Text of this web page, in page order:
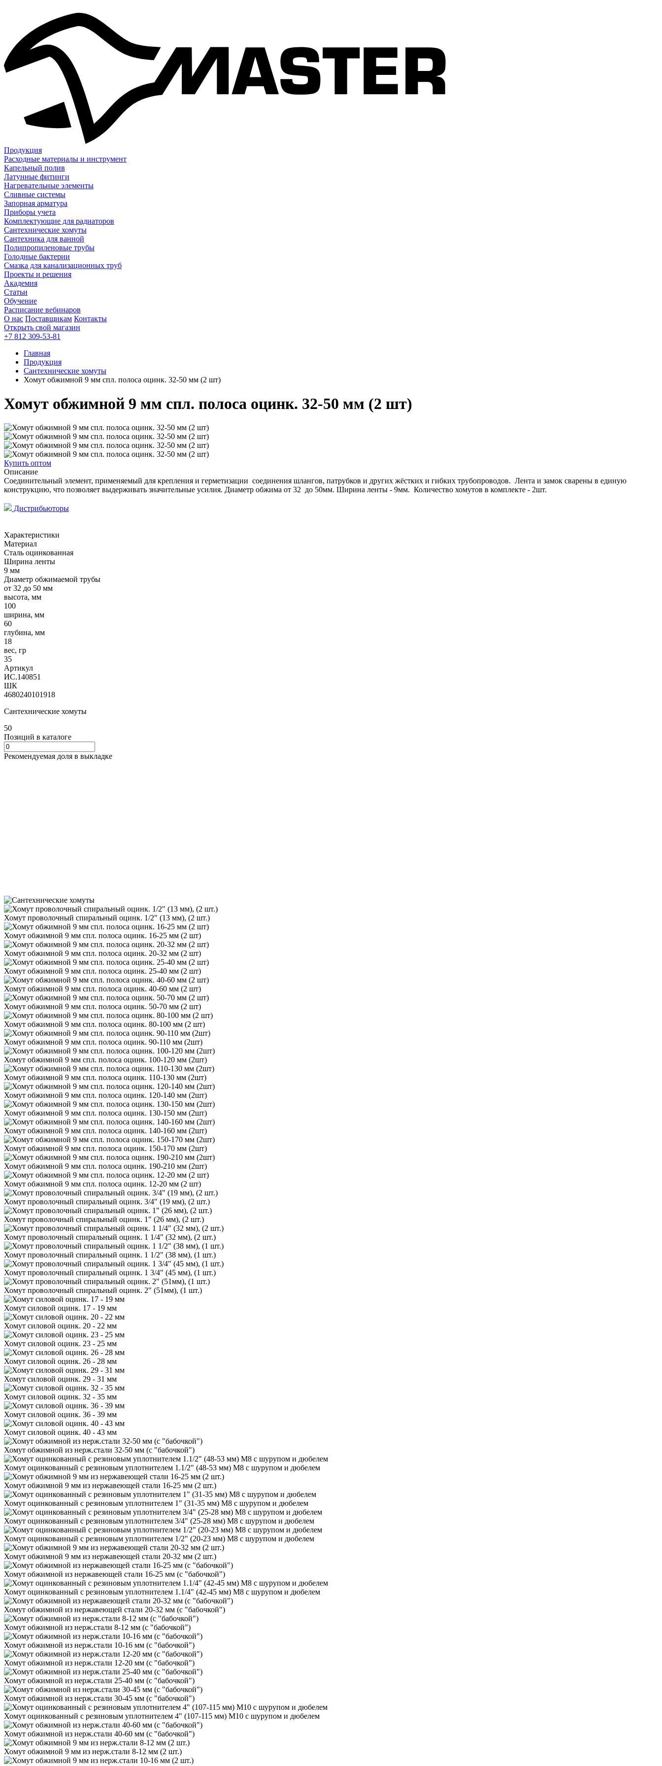
Продукция
Расходные материалы и инструмент
Капельный полив
Латунные фитинги
Нагревательные элементы
Сливные системы
Запорная арматура
Приборы учета
Комплектующие для радиаторов
Сантехнические хомуты
Сантехника для ванной
Полипропиленовые трубы
Голодные бактерии
Смазка для канализационных труб
Проекты и решения
Академия
Статьи
Обучение
Расписание вебинаров
О нас Поставщикам Контакты
Открыть свой магазин
+7 812 309-53-81
Главная
Продукция
Сантехнические хомуты
Хомут обжимной 9 мм спл. полоса оцинк. 32-50 мм (2 шт)
Хомут обжимной 9 мм спл. полоса оцинк. 32-50 мм (2 шт)
Купить оптом
Описание
Соединительный элемент, применяемый для крепления и герметизации соединения шлангов, патрубков и других жёстких и гибких трубопроводов. Лента и замок сварены в единую
конструкцию, что позволяет выдерживать значительные усилия. Диаметр обжима от 32 до 50мм. Ширина ленты - 9мм. Количество хомутов в комплекте - 2шт.
Дистрибьюторы
Характеристики
Материал
Сталь оцинкованная
Ширина ленты
9 мм
Диаметр обжимаемой трубы
от 32 до 50 мм
высота, мм
100
ширина, мм
60
глубина, мм
18
вес, гр
35
Артикул
ИС.140851
ШК
4680240101918
Сантехнические хомуты
50
Позиций в каталоге
Рекомендуемая доля в выкладке
Хомут проволочный спиральный оцинк. 1/2" (13 мм), (2 шт.)
Хомут обжимной 9 мм спл. полоса оцинк. 16-25 мм (2 шт)
Хомут обжимной 9 мм спл. полоса оцинк. 20-32 мм (2 шт)
Хомут обжимной 9 мм спл. полоса оцинк. 25-40 мм (2 шт)
Хомут обжимной 9 мм спл. полоса оцинк. 40-60 мм (2 шт)
Хомут обжимной 9 мм спл. полоса оцинк. 50-70 мм (2 шт)
Хомут обжимной 9 мм спл. полоса оцинк. 80-100 мм (2 шт)
Хомут обжимной 9 мм спл. полоса оцинк. 90-110 мм (2шт)
Хомут обжимной 9 мм спл. полоса оцинк. 100-120 мм (2шт)
Хомут обжимной 9 мм спл. полоса оцинк. 110-130 мм (2шт)
Хомут обжимной 9 мм спл. полоса оцинк. 120-140 мм (2шт)
Хомут обжимной 9 мм спл. полоса оцинк. 130-150 мм (2шт)
Хомут обжимной 9 мм спл. полоса оцинк. 140-160 мм (2шт)
Хомут обжимной 9 мм спл. полоса оцинк. 150-170 мм (2шт)
Хомут обжимной 9 мм спл. полоса оцинк. 190-210 мм (2шт)
Хомут обжимной 9 мм спл. полоса оцинк. 12-20 мм (2 шт)
Хомут проволочный спиральный оцинк. 3/4" (19 мм), (2 шт.)
Хомут проволочный спиральный оцинк. 1" (26 мм), (2 шт.)
Хомут проволочный спиральный оцинк. 1 1/4" (32 мм), (2 шт.)
Хомут проволочный спиральный оцинк. 1 1/2" (38 мм), (1 шт.)
Хомут проволочный спиральный оцинк. 1 3/4" (45 мм), (1 шт.)
Хомут проволочный спиральный оцинк. 2" (51мм), (1 шт.)
Хомут силовой оцинк. 17 - 19 мм
Хомут силовой оцинк. 20 - 22 мм
Хомут силовой оцинк. 23 - 25 мм
Хомут силовой оцинк. 26 - 28 мм
Хомут силовой оцинк. 29 - 31 мм
Хомут силовой оцинк. 32 - 35 мм
Хомут силовой оцинк. 36 - 39 мм
Хомут силовой оцинк. 40 - 43 мм
Хомут обжимной из нерж.стали 32-50 мм (с "бабочкой")
Хомут оцинкованный с резиновым уплотнителем 1.1/2" (48-53 мм) М8 с шурупом и дюбелем
Хомут обжимной 9 мм из нержавеющей стали 16-25 мм (2 шт.)
Хомут оцинкованный с резиновым уплотнителем 1" (31-35 мм) М8 с шурупом и дюбелем
Хомут оцинкованный с резиновым уплотнителем 3/4" (25-28 мм) М8 с шурупом и дюбелем
Хомут оцинкованный с резиновым уплотнителем 1/2" (20-23 мм) М8 с шурупом и дюбелем
Хомут обжимной 9 мм из нержавеющей стали 20-32 мм (2 шт.)
Хомут обжимной из нержавеющей стали 16-25 мм (с "бабочкой")
Хомут оцинкованный с резиновым уплотнителем 1.1/4" (42-45 мм) М8 с шурупом и дюбелем
Хомут обжимной из нержавеющей стали 20-32 мм (с "бабочкой")
Хомут обжимной из нерж.стали 8-12 мм (с "бабочкой")
Хомут обжимной из нерж.стали 10-16 мм (с "бабочкой")
Хомут обжимной из нерж.стали 12-20 мм (с "бабочкой")
Хомут обжимной из нерж.стали 25-40 мм (с "бабочкой")
Хомут обжимной из нерж.стали 30-45 мм (с "бабочкой")
Хомут оцинкованный с резиновым уплотнителем 4" (107-115 мм) М10 с шурупом и дюбелем
Хомут обжимной из нерж.стали 40-60 мм (с "бабочкой")
Хомут обжимной 9 мм из нерж.стали 8-12 мм (2 шт.)